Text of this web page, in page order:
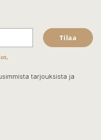
Tilaa
.
tarjouksista ja